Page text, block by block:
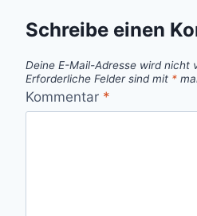
Schreibe einen
Deine E-Mail-Adresse wird nicht
Erforderliche Felder sind mit *
Kommentar *